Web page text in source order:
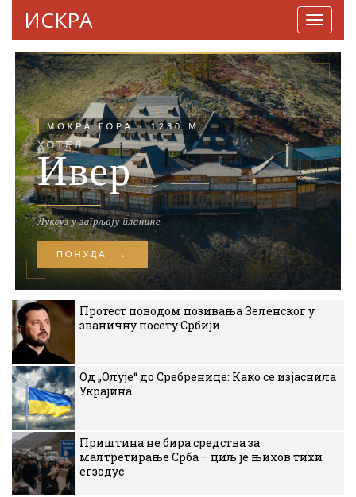
ИСКРА
Протест поводом позивања Зеленског у
званичну посету Србији
Од „Олује“ до Сребренице: Како се изјаснила
Украјина
Приштина не бира средства за
малтретирање Срба – циљ је њихов тихи
егзодус